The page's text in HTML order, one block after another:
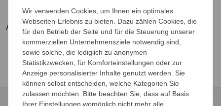
Anzeige nicht möglich
Wir verwenden Cookies, um Ihnen ein optimales
Webseiten-Erlebnis zu bieten. Dazu zählen Cookies, die
für den Betrieb der Seite und für die Steuerung unserer
kommerziellen Unternehmensziele notwendig sind,
sowie solche, die lediglich zu anonymen
Statistikzwecken, für Komforteinstellungen oder zur
Anzeige personalisierter Inhalte genutzt werden. Sie
können selbst entscheiden, welche Kategorien Sie
zulassen möchten. Bitte beachten Sie, dass auf Basis
Ihrer Einstellungen womöglich nicht mehr alle